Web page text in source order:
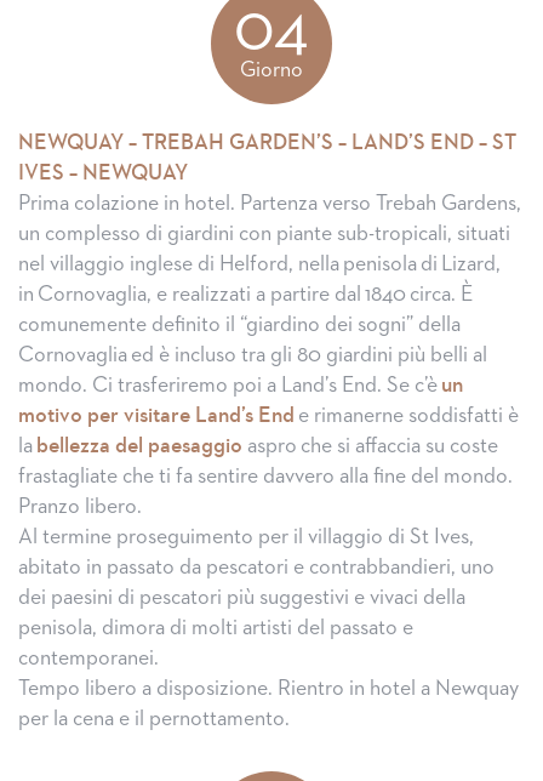
04
Giorno
NEWQUAY – TREBAH GARDEN’S – LAND’S END – ST
IVES – NEWQUAY
Prima colazione in hotel. Partenza verso Trebah Gardens,
un complesso di giardini con piante sub-tropicali, situati
nel villaggio inglese di Helford, nella penisola di Lizard,
in Cornovaglia, e realizzati a partire dal 1840 circa. È
comunemente definito il “giardino dei sogni” della
Cornovaglia ed è incluso tra gli 80 giardini più belli al
mondo. Ci trasferiremo poi a Land’s End. Se c’è un
motivo per visitare Land’s End e rimanerne soddisfatti è
la bellezza del paesaggio aspro che si affaccia su coste
frastagliate che ti fa sentire davvero alla fine del mondo.
Pranzo libero.
Al termine proseguimento per il villaggio di St Ives,
abitato in passato da pescatori e contrabbandieri, uno
dei paesini di pescatori più suggestivi e vivaci della
penisola, dimora di molti artisti del passato e
contemporanei.
Tempo libero a disposizione. Rientro in hotel a Newquay
per la cena e il pernottamento.